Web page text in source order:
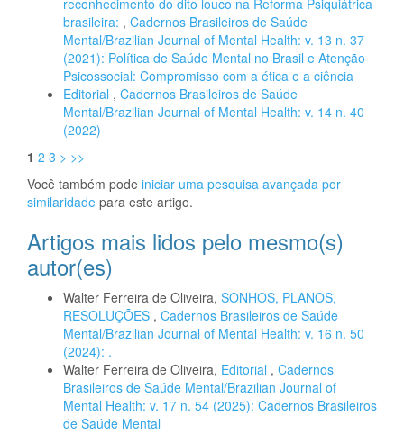
reconhecimento do dito louco na Reforma Psiquiátrica
brasileira: , Cadernos Brasileiros de Saúde
Mental/Brazilian Journal of Mental Health: v. 13 n. 37
(2021): Política de Saúde Mental no Brasil e Atenção
Psicossocial: Compromisso com a ética e a ciência
Editorial , Cadernos Brasileiros de Saúde
Mental/Brazilian Journal of Mental Health: v. 14 n. 40
(2022)
1 2 3 > >>
Você também pode iniciar uma pesquisa avançada por
similaridade para este artigo.
Artigos mais lidos pelo mesmo(s)
autor(es)
Walter Ferreira de Oliveira, SONHOS, PLANOS,
RESOLUÇÕES , Cadernos Brasileiros de Saúde
Mental/Brazilian Journal of Mental Health: v. 16 n. 50
(2024): .
Walter Ferreira de Oliveira, Editorial , Cadernos
Brasileiros de Saúde Mental/Brazilian Journal of
Mental Health: v. 17 n. 54 (2025): Cadernos Brasileiros
de Saúde Mental